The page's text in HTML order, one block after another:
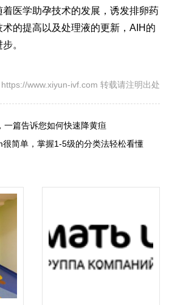
医学助孕技术的发展，诱发排卵药
的提高以及处理液的更新，AIH的
。
www.xiyun-ivf.com 转载请注明出处
一篇告诉您如何快速降黄疸
很简单，掌握1-5级的分类法轻松看懂